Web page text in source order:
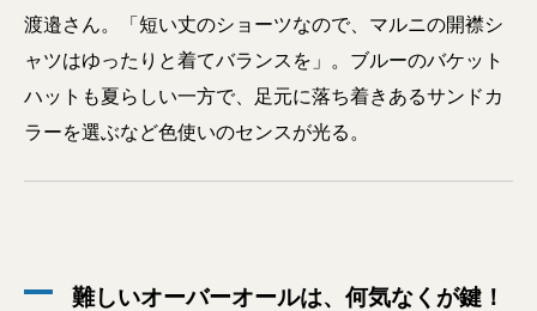
渡邉さん。「短い丈のショーツなので、マルニの開襟シ
ャツはゆったりと着てバランスを」。ブルーのバケット
ハットも夏らしい一方で、足元に落ち着きあるサンドカ
ラーを選ぶなど色使いのセンスが光る。
難しいオーバーオールは、何気なくが鍵！